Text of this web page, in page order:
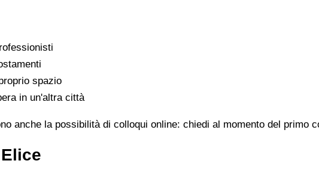
spazio
in un'altra città
anche la possibilità di colloqui online: chiedi al momento del primo